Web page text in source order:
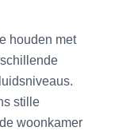
houden met
stille
woonkamer